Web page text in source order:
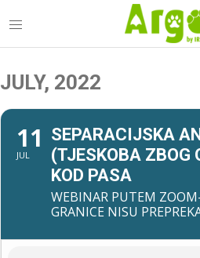
JULY, 2022
11
JUL
SEPARACIJSKA
(TJESKOBA ZBOG
KOD PASA
WEBINAR PUTEM
GRANICE NISU